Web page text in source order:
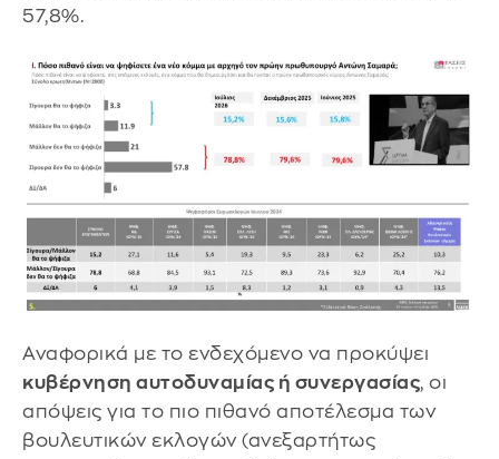
57,8%.
Αναφορικά με το ενδεχόμενο να προκύψει
κυβέρνηση αυτοδυναμίας ή συνεργασίας, οι
απόψεις για το πιο πιθανό αποτέλεσμα των
βουλευτικών εκλογών (ανεξαρτήτως